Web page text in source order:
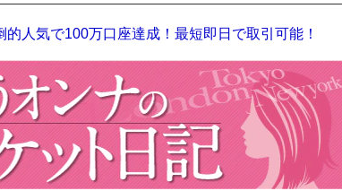
的人気で100万口座達成！最短即日で取引可能！